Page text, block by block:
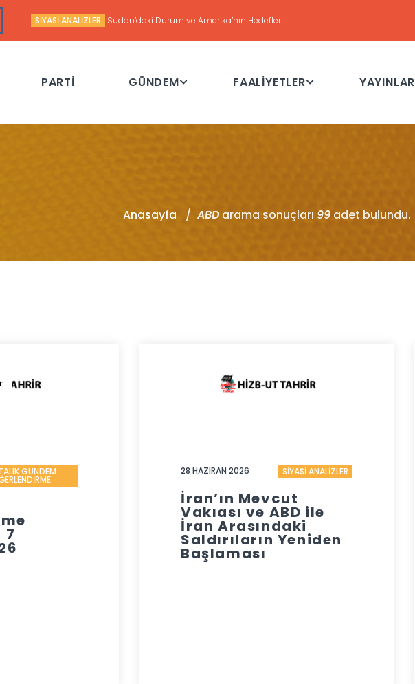
HAFTALIK GÜNDEM DEĞERLENDİRME Haftalık Değerlendirme Toplantısı - 21 Temmuz 2026
PARTİ GÜNDEM FAALİYETLER YAYINLAR
Anasayfa ABDarama sonuçları 99adet bulundu.
GÜNDEM
7
28 HAZIRAN 2026 SİYASİ ANALİZLER
İran’ın Mevcut
Vakıası ve ABD ile
İran Arasındaki
Saldırıların Yeniden
Başlaması